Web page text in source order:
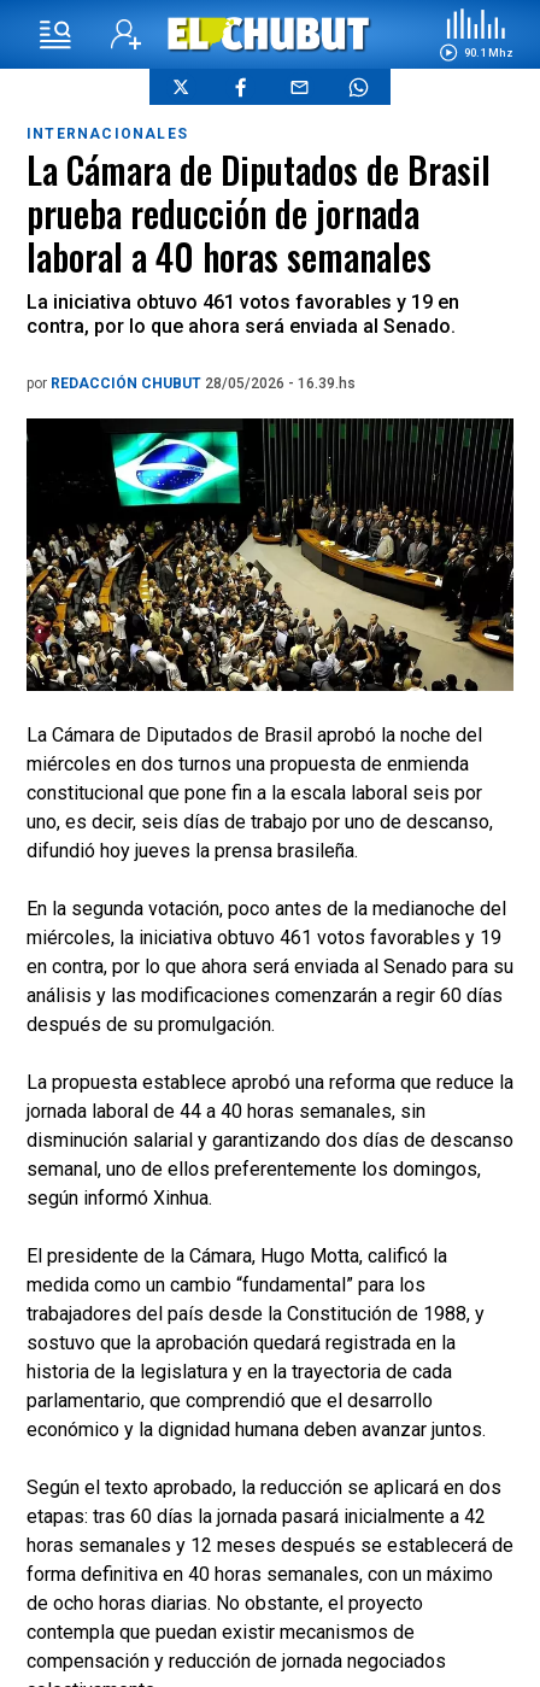
90.1 Mhz
INTERNACIONALES
La Cámara de Diputados de Brasil
prueba reducción de jornada
laboral a 40 horas semanales
La iniciativa obtuvo 461 votos favorables y 19 en
contra, por lo que ahora será enviada al Senado.
por REDACCIÓN CHUBUT 28/05/2026 - 16.39.hs
La Cámara de Diputados de Brasil aprobó la noche del
miércoles en dos turnos una propuesta de enmienda
constitucional que pone fin a la escala laboral seis por
uno, es decir, seis días de trabajo por uno de descanso,
difundió hoy jueves la prensa brasileña.
En la segunda votación, poco antes de la medianoche del
miércoles, la iniciativa obtuvo 461 votos favorables y 19
en contra, por lo que ahora será enviada al Senado para su
análisis y las modificaciones comenzarán a regir 60 días
después de su promulgación.
La propuesta establece aprobó una reforma que reduce la
jornada laboral de 44 a 40 horas semanales, sin
disminución salarial y garantizando dos días de descanso
semanal, uno de ellos preferentemente los domingos,
según informó Xinhua.
El presidente de la Cámara, Hugo Motta, calificó la
medida como un cambio “fundamental” para los
trabajadores del país desde la Constitución de 1988, y
sostuvo que la aprobación quedará registrada en la
historia de la legislatura y en la trayectoria de cada
parlamentario, que comprendió que el desarrollo
económico y la dignidad humana deben avanzar juntos.
Según el texto aprobado, la reducción se aplicará en dos
etapas: tras 60 días la jornada pasará inicialmente a 42
horas semanales y 12 meses después se establecerá de
forma definitiva en 40 horas semanales, con un máximo
de ocho horas diarias. No obstante, el proyecto
contempla que puedan existir mecanismos de
compensación y reducción de jornada negociados